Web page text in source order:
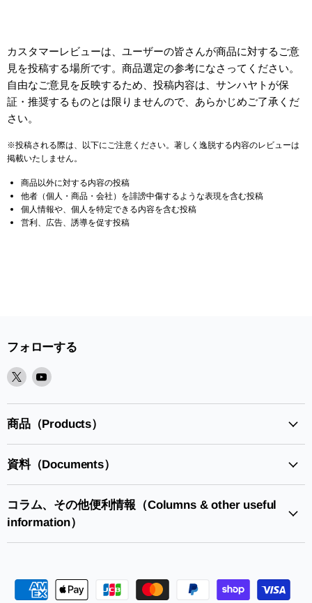
カスタマーレビューは、ユーザーの皆さんが商品に対するご意
見を投稿する場所です。商品選定の参考になさってください。
自由なご意見を反映するため、投稿内容は、サンハヤトが保
証・推奨するものとは限りませんので、あらかじめご了承くだ
さい。
※投稿される際は、以下にご注意ください。著しく逸脱する内容のレビューは
掲載いたしません。
商品以外に対する内容の投稿
他者（個人・商品・会社）を誹謗中傷するような表現を含む投稿
個人情報や、個人を特定できる内容を含む投稿
営利、広告、誘導を促す投稿
フォローする
X
見
つ
く
い
Youtube
見
つ
く
い
商品（Products）
資料（Documents）
コラム、その他便利情報（Columns & other useful
information）